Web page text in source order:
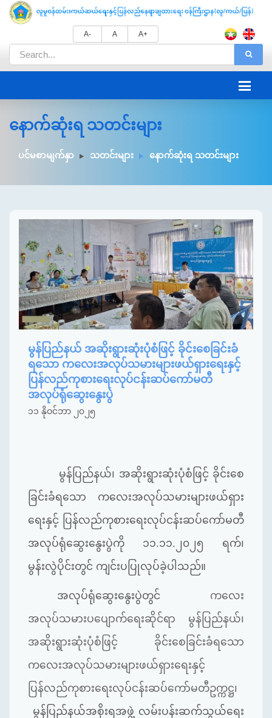
A- A A+
နောက်ဆုံးရ သတင်းများ
ပင်မစာမျက်နှာ သတင်းများ နောက်ဆုံးရ သတင်းများ
မွန်ပြည်နယ် အဆိုးရွားဆုံးပုံစံဖြင့် ခိုင်းစေခြင်းခံ
ရသော ကလေးအလုပ်သမားများဖယ်ရှားရေးနှင့်
ပြန်လည်ကုစားရေးလုပ်ငန်းဆပ်ကော်မတီ
အလုပ်ရုံဆွေးနွေးပွဲ
၁၁ နိုဝင်ဘာ ၂၀၂၅
မွန်ပြည်နယ်၊ အဆိုးရွားဆုံးပုံစံဖြင့် ခိုင်းစေ
ခြင်းခံရသော ကလေးအလုပ်သမားများဖယ်ရှား
ရေးနှင့် ပြန်လည်ကုစားရေးလုပ်ငန်းဆပ်ကော်မတီ
အလုပ်ရုံဆွေးနွေးပွဲကို ၁၁.၁၁.၂၀၂၅ ရက်၊
မွန်းလွဲပိုင်းတွင် ကျင်းပပြုလုပ်ခဲ့ပါသည်။
အလုပ်ရုံဆွေးနွေးပွဲတွင် ကလေး
အလုပ်သမားပပျောက်ရေးဆိုင်ရာ မွန်ပြည်နယ်၊
အဆိုးရွားဆုံးပုံစံဖြင့် ခိုင်းစေခြင်းခံရသော
ကလေးအလုပ်သမားများဖယ်ရှားရေးနှင့်
ပြန်လည်ကုစားရေးလုပ်ငန်းဆပ်ကော်မတီဥက္ကဋ္ဌ၊
မွန်ပြည်နယ်အစိုးရအဖွဲ့ လမ်းပန်းဆက်သွယ်ရေး